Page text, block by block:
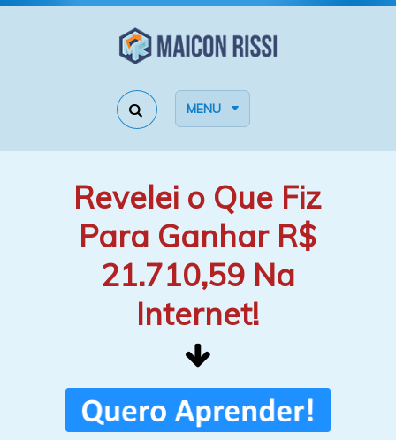
MENU
Revelei o Que Fiz
Para Ganhar R$
21.710,59 Na
Internet!